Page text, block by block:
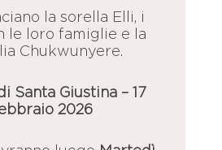
la sorella Elli, i
le loro famiglie e la
Chukwunyere.
Santa Giustina – 17
2026